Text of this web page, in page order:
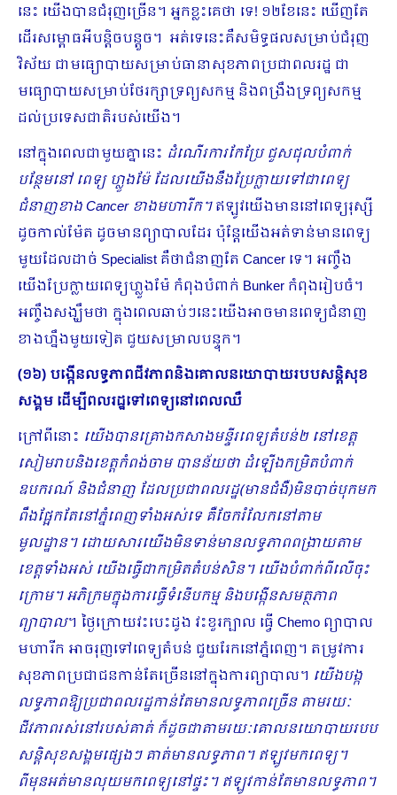
នេះ យើងបានជំរុញច្រើន។ អ្នកខ្លះគេថា ទេ! ១២ខែនេះ ឃើញតែ
ដើរសម្ពោធអីបន្តិចបន្តួច។ អត់ទេនេះគឺសមិទ្ធផលសម្រាប់ជំរុញ
វិស័យ ជាមធ្យោបាយសម្រាប់ធានាសុខភាពប្រជាពលរដ្ឋ ជា
មធ្យោបាយសម្រាប់ថែរក្សាទ្រព្យសកម្ម និងពង្រឹងទ្រព្យសកម្ម
ដល់ប្រទេសជាតិរបស់យើង។
នៅក្នុងពេលជាមួយគ្នានេះ ដំណើរការកែប្រែ ជួសជុលបំពាក់
បន្ថែមនៅ ពេទ្យ ហ្លួងម៉ែ ដែលយើងនឹងប្រែក្លាយទៅជាពេទ្យ
ជំនាញខាងCancer ខាងមហារីក។ឥឡូវយើងមាននៅពេទ្យរុស្សី
ដូចកាល់ម៉ែត ដូចមានព្យាបាលដែរ ប៉ុន្តែយើងអត់ទាន់មានពេទ្យ
មួយដែលដាច់ Specialist គឺថាជំនាញតែ Cancer ទេ។ អញ្ចឹង
យើងប្រែក្លាយពេទ្យហ្លួងម៉ែ កំពុងបំពាក់ Bunker កំពុងរៀបចំ។
អញ្ចឹងសង្ឃឹមថា ក្នុងពេលឆាប់ៗនេះយើងអាចមានពេទ្យជំនាញ
ខាងហ្នឹងមួយទៀត ជួយសម្រាលបន្ទុក។
(១៦) បង្កើនលទ្ធភាពជីវភាពនិងគោលនយោបាយរបបសន្តិសុខ
សង្គម ដើម្បីពលរដ្ឋទៅពេទ្យនៅពេលឈឺ
ក្រៅពីនោះ យើងបានគ្រោងកសាងមន្ទីរពេទ្យតំបន់២ នៅខេត្ត
សៀមរាបនិងខេត្តកំពង់ចាម បានន័យថា ដំឡើងកម្រិតបំពាក់
ឧបករណ៍ និងជំនាញ ដែលប្រជាពលរដ្ឋ(មានជំងឺ)មិនបាច់បុកមក
ពឹងផ្អែកតែនៅភ្នំពេញទាំងអស់ទេ គឺចែករំលែកនៅតាម
មូលដ្ឋាន។ ដោយសារយើងមិនទាន់មានលទ្ធភាពពង្រាយតាម
ខេត្តទាំងអស់ យើងធ្វើជាកម្រិតតំបន់សិន។ យើងបំពាក់ពីលើចុះ
ក្រោម។ អភិក្រមក្នុងការធ្វើទំនើបកម្ម និងបង្កើនសមត្ថភាព
ព្យាបាល។ ថ្ងៃក្រោយវះបេះដូង វះខួរក្បាល ធ្វើ Chemo ព្យាបាល
មហារីក អាចរុញទៅពេទ្យតំបន់ ជួយរែកនៅភ្នំពេញ។ តម្រូវការ
សុខភាពប្រជាជនកាន់តែច្រើននៅក្នុងការព្យាបាល។ យើងបង្ក
លទ្ធភាពឱ្យប្រជាពលរដ្ឋកាន់តែមានលទ្ធភាពច្រើន តាមរយៈ
ជីវភាពរស់នៅរបស់គាត់ ក៏ដូចជាតាមរយៈគោលនយោបាយរបប
សន្តិសុខសង្គមផ្សេងៗ គាត់មានលទ្ធភាព។ ឥឡូវមកពេទ្យ។
ពីមុនអត់មានលុយមកពេទ្យនៅផ្ទះ។ ឥឡូវកាន់តែមានលទ្ធភាព។